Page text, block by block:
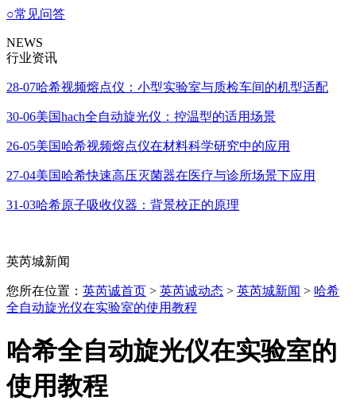
○常见问答
NEWS
行业资讯
28-07哈希视频熔点仪：小型实验室与质检车间的机型适配
30-06美国hach全自动旋光仪：控温型的适用场景
26-05美国哈希视频熔点仪在材料科学研究中的应用
27-04美国哈希快速高压灭菌器在医疗与诊所场景下应用
31-03哈希原子吸收仪器：背景校正的原理
英芮城新闻
您所在位置： 英芮诚首页 > 英芮诚动态 > 英芮城新闻 > 哈希
全自动旋光仪在实验室的使用教程
哈希全自动旋光仪在实验室的
使用教程